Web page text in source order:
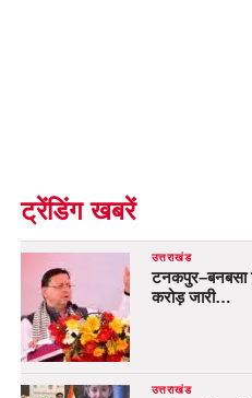
ट्रेंडिंग खबरें
उत्तराखंड
टनकपुर–बनबसा
करोड़ जारी…
उत्तराखंड